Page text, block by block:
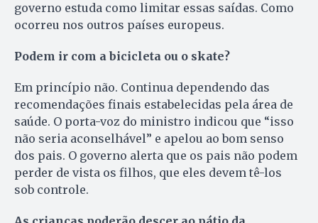
governo estuda como limitar essas saídas. Como
ocorreu nos outros países europeus.
Podem ir com a bicicleta ou o skate?
Em princípio não. Continua dependendo das
recomendações finais estabelecidas pela área de
saúde. O porta-voz do ministro indicou que “isso
não seria aconselhável” e apelou ao bom senso
dos pais. O governo alerta que os pais não podem
perder de vista os filhos, que eles devem tê-los
sob controle.